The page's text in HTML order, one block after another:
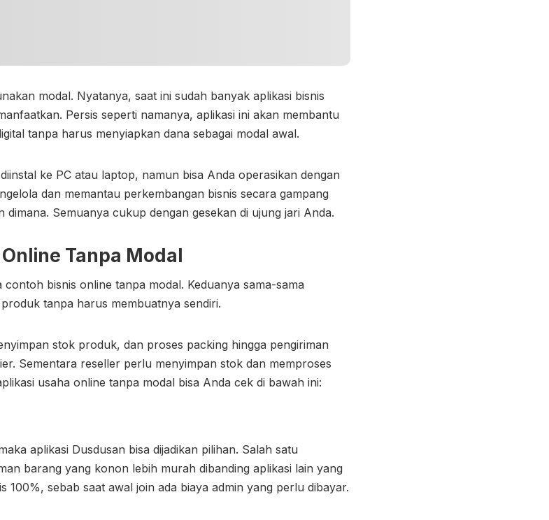
modal. Nyatanya, saat ini sudah banyak aplikasi bisnis
Persis seperti namanya, aplikasi ini akan membantu
tanpa harus menyiapkan dana sebagai modal awal.
ke PC atau laptop, namun bisa Anda operasikan dengan
dan memantau perkembangan bisnis secara gampang
dimana. Semuanya cukup dengan gesekan di ujung jari Anda.
Tanpa Modal
bisnis online tanpa modal. Keduanya sama-sama
tanpa harus membuatnya sendiri.
stok produk, dan proses packing hingga pengiriman
Sementara reseller perlu menyimpan stok dan memproses
usaha online tanpa modal bisa Anda cek di bawah ini:
aplikasi Dusdusan bisa dijadikan pilihan. Salah satu
barang yang konon lebih murah dibanding aplikasi lain yang
100%, sebab saat awal join ada biaya admin yang perlu dibayar.